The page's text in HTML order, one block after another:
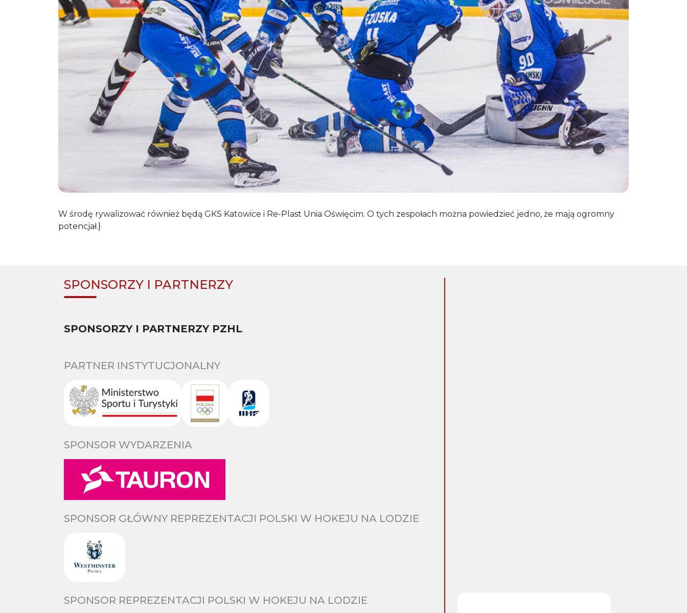
W środę rywalizować również będą GKS Katowice i Re-Plast Unia Oświęcim. O tych zespołach można powiedzieć jedno, że mają ogromny
potencjał.}
SPONSORZY I PARTNERZY
SPONSORZY I PARTNERZY PZHL
PARTNER INSTYTUCJONALNY
SPONSOR WYDARZENIA
SPONSOR GŁÓWNY REPREZENTACJI POLSKI W HOKEJU NA LODZIE
SPONSOR REPREZENTACJI POLSKI W HOKEJU NA LODZIE